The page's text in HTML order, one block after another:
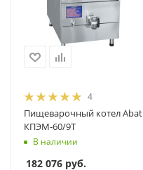
4
Пищеварочный котел Abat
КПЭМ-60/9Т
В наличии
182 076 руб.